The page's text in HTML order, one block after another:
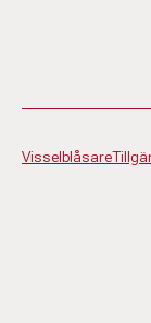
Visselblåsare